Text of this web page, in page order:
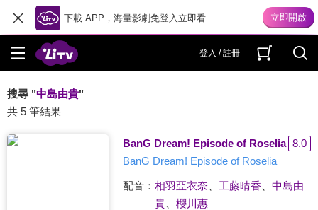
下載 APP，海量影劇免登入立即看
登入 / 註冊
搜尋 "中島由貴"
共 5 筆結果
BanG Dream! Episode of Roselia 8.0
BanG Dream! Episode of Roselia
配音： 相羽亞衣奈 工藤晴香
中島由
貴、 櫻川惠